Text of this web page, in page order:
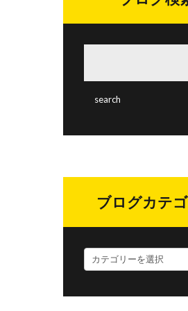
ブログカテ
ロ